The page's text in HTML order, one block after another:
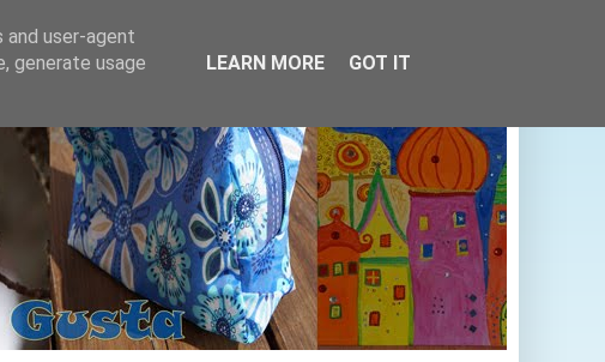
user-agent
generate usage
LEARN MORE GOT IT